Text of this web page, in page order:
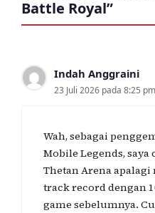
Battle Royal”
Indah Anggraini
23 Juli 2026 pada 8:25 pm
Wah, sebagai
Mobile Legends,
Thetan Arena
track record dengan
game sebelumnya.